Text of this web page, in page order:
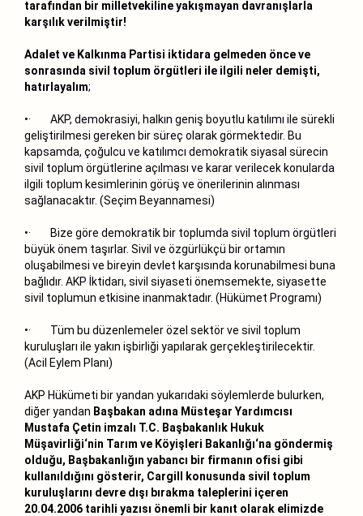
tarafından bir milletvekiline yakışmayan davranışlarla
karşılık verilmiştir!
Adalet ve Kalkınma Partisi iktidara gelmeden önce ve
sonrasında sivil toplum örgütleri ile ilgili neler demişti,
hatırlayalım;
•· AKP, demokrasiyi, halkın geniş boyutlu katılımı ile sürekli
geliştirilmesi gereken bir süreç olarak görmektedir. Bu
kapsamda, çoğulcu ve katılımcı demokratik siyasal sürecin
sivil toplum örgütlerine açılması ve karar verilecek konularda
ilgili toplum kesimlerinin görüş ve önerilerinin alınması
sağlanacaktır. (Seçim Beyannamesi)
•· Bize göre demokratik bir toplumda sivil toplum örgütleri
büyük önem taşırlar. Sivil ve özgürlükçü bir ortamın
oluşabilmesi ve bireyin devlet karşısında korunabilmesi buna
bağlıdır. AKP İktidarı, sivil siyaseti önemsemekte, siyasette
sivil toplumun etkisine inanmaktadır. (Hükümet Programı)
•· Tüm bu düzenlemeler özel sektör ve sivil toplum
kuruluşları ile yakın işbirliği yapılarak gerçekleştirilecektir.
(Acil Eylem Planı)
AKP Hükümeti bir yandan yukarıdaki söylemlerde bulurken,
diğer yandan Başbakan adına Müsteşar Yardımcısı
Mustafa Çetin imzalı T.C. Başbakanlık Hukuk
Müşavirliği‘nin Tarım ve Köyişleri Bakanlığı‘na göndermiş
olduğu, Başbakanlığın yabancı bir firmanın ofisi gibi
kullanıldığını gösterir, Cargill konusunda sivil toplum
kuruluşlarını devre dışı bırakma taleplerini içeren
20.04.2006 tarihli yazısı önemli bir kanıt olarak elimizde